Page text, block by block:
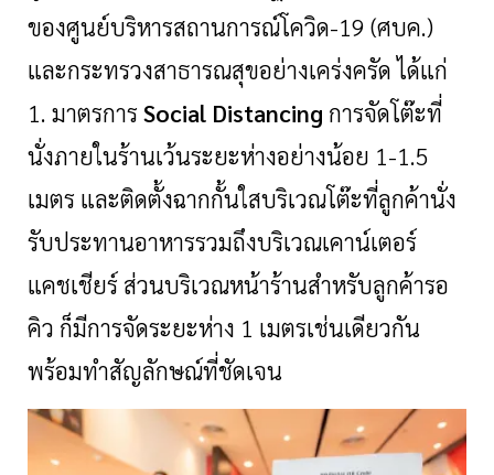
ของศูนย์บริหารสถานการณ์โควิด-19 (ศบค.)
และกระทรวงสาธารณสุขอย่างเคร่งครัด ได้แก่
1. มาตรการ Social Distancing การจัดโต๊ะที่
นั่งภายในร้านเว้นระยะห่างอย่างน้อย 1-1.5
เมตร และติดตั้งฉากกั้นใสบริเวณโต๊ะที่ลูกค้านั่ง
รับประทานอาหารรวมถึงบริเวณเคาน์เตอร์
แคชเชียร์ ส่วนบริเวณหน้าร้านสำหรับลูกค้ารอ
คิว ก็มีการจัดระยะห่าง 1 เมตรเช่นเดียวกัน
พร้อมทำสัญลักษณ์ที่ชัดเจน